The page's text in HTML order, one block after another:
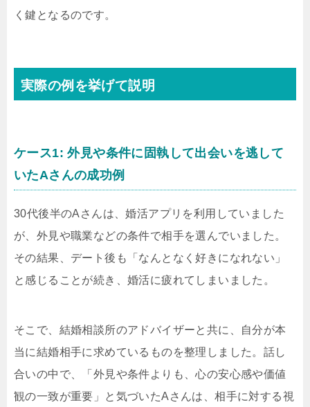
く鍵となるのです。
実際の例を挙げて説明
ケース1: 外見や条件に固執して出会いを逃して
いたAさんの成功例
30代後半のAさんは、婚活アプリを利用していました
が、外見や職業などの条件で相手を選んでいました。
その結果、デート後も「なんとなく好きになれない」
と感じることが続き、婚活に疲れてしまいました。
そこで、結婚相談所のアドバイザーと共に、自分が本
当に結婚相手に求めているものを整理しました。話し
合いの中で、「外見や条件よりも、心の安心感や価値
観の一致が重要」と気づいたAさんは、相手に対する視